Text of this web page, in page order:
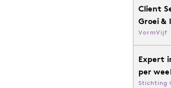
Client
Groei &
VormVijf
Expert
per
Stichting